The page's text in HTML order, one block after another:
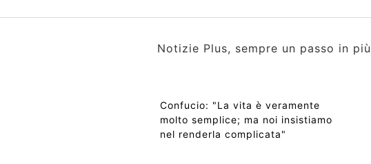
Notizie Plus, sempre un passo in più
Confucio: "La vita è veramente
molto semplice; ma noi insistiamo
nel renderla complicata"